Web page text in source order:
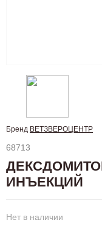
Бренд ВЕТЗВЕРОЦЕНТР
68713
ИНЪЕКЦИЙ
Нет в наличии